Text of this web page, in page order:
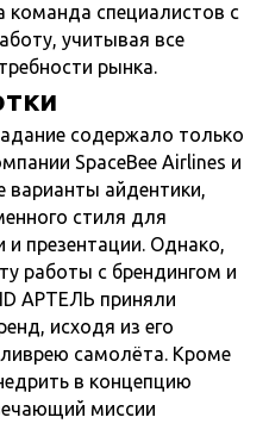
команда специалистов с
учитывая все
рынка.
содержало только
SpaceBee Airlines и
айдентики,
стиля для
презентации. Однако,
работы с брендингом и
АРТЕЛЬ приняли
исходя из его
самолёта. Кроме
в концепцию
миссии